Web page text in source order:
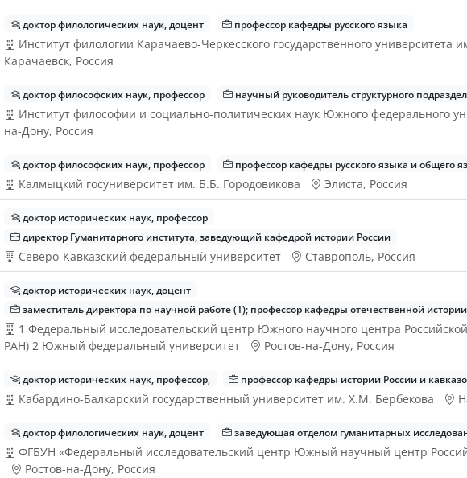
доктор филологических наук, доцент профессор кафедры русского языка
Институт филологии Карачаево-Черкесского государственного университета
Карачаевск, Россия
доктор философских наук, профессор научный руководитель структурного
Институт философии и социально-политических наук Южного федерального
на-Дону, Россия
доктор философских наук, профессор профессор кафедры русского языка и общего
Калмыцкий госуниверситет им. Б.Б. Городовикова Элиста, Россия
доктор исторических наук, профессор
директор Гуманитарного института, заведующий кафедрой истории России
Северо-Кавказский федеральный университет Ставрополь, Россия
доктор исторических наук, доцент
заместитель директора по научной работе (1); профессор кафедры отечественной истории
1 Федеральный исследовательский центр Южного научного центра
РАН) 2 Южный федеральный университет
Ростов-на-Дону, Россия
доктор исторических наук, профессор, профессор кафедры истории России и
Кабардино-Балкарский государственный университет им. Х.М. Бербекова
доктор филологических наук, доцент заведующая отделом гуманитарных
ФГБУН «Федеральный исследовательский центр Южный научный центр
Ростов-на-Дону, Россия